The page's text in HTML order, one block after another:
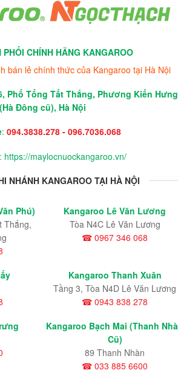
PHỐI CHÍNH HÃNG KANGAROO
bán lẻ chính thức của Kangaroo tại Hà Nội
Phố Tống Tất Thắng, Phương Kiến Hưng
(Hà Đông cũ), Hà Nội
: 094.3838.278 - 096.7036.068
: https://maylocnuockangaroo.vn/
NHÁNH KANGAROO TẠI HÀ NỘI
Phú)
Thắng,
Kangaroo Lê Văn Lương
Tòa N4C Lê Văn Lương
☎ 0967 346 068
Kangaroo Thanh Xuân
Tầng 3, Tòa N4D Lê Văn Lương
☎ 0943 838 278
Kangaroo Bạch Mai (Thanh
Cũ)
89 Thanh Nhàn
☎ 033 885 6600